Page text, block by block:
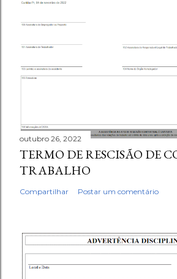
outubro 26, 2022
TERMO DE RESCISÃO DE
TRABALHO
Compartilhar Postar um comentário